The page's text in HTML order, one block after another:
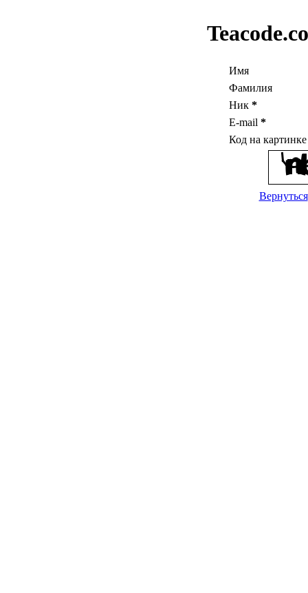
Имя
Фамилия
Ник *
E-mail *
Код на
Вернуться